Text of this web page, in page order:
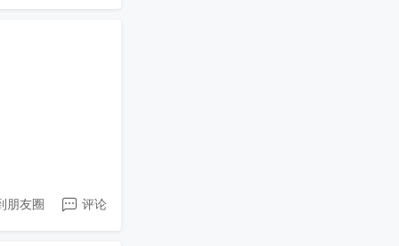
朋友圈 评论